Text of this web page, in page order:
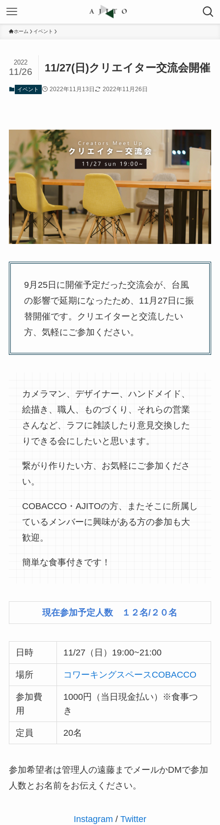
ホーム イベント
11/27(日)クリエイター交流会開催
2022
11/26
イベント 2022年11月13日 2022年11月26日
9月25日に開催予定だった交流会が、台風
の影響で延期になったため、11月27日に振
替開催です。クリエイターと交流したい
方、気軽にご参加ください。
カメラマン、デザイナー、ハンドメイド、
絵描き、職人、ものづくり、それらの営業
さんなど、ラフに雑談したり意見交換した
りできる会にしたいと思います。
繋がり作りたい方、お気軽にご参加くださ
い。
COBACCO・AJITOの方、またそこに所属し
ているメンバーに興味がある方の参加も大
歓迎。
簡単な食事付きです！
現在参加予定人数 １２名/２０名
日時 11/27（日）19:00~21:00
場所 コワーキングスペースCOBACCO
参加費
用
1000円（当日現金払い）※食事つ
き
定員 20名
参加希望者は管理人の遠藤までメールかDMで参加
人数とお名前をお伝えください。
Instagram / Twitter